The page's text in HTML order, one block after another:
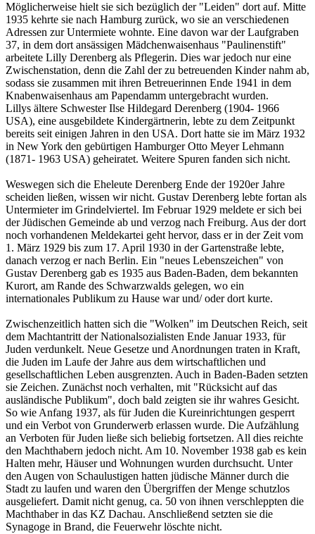
Möglicherweise hielt sie sich bezüglich der "Leiden" dort auf. Mitte
1935 kehrte sie nach Hamburg zurück, wo sie an verschiedenen
Adressen zur Untermiete wohnte. Eine davon war der Laufgraben
37, in dem dort ansässigen Mädchenwaisenhaus "Paulinenstift"
arbeitete Lilly Derenberg als Pflegerin. Dies war jedoch nur eine
Zwischenstation, denn die Zahl der zu betreuenden Kinder nahm ab,
sodass sie zusammen mit ihren Betreuerinnen Ende 1941 in dem
Knabenwaisenhaus am Papendamm untergebracht wurden.
Lillys ältere Schwester Ilse Hildegard Derenberg (1904- 1966
USA), eine ausgebildete Kindergärtnerin, lebte zu dem Zeitpunkt
bereits seit einigen Jahren in den USA. Dort hatte sie im März 1932
in New York den gebürtigen Hamburger Otto Meyer Lehmann
(1871- 1963 USA) geheiratet. Weitere Spuren fanden sich nicht.
Weswegen sich die Eheleute Derenberg Ende der 1920er Jahre
scheiden ließen, wissen wir nicht. Gustav Derenberg lebte fortan als
Untermieter im Grindelviertel. Im Februar 1929 meldete er sich bei
der Jüdischen Gemeinde ab und verzog nach Freiburg. Aus der dort
noch vorhandenen Meldekartei geht hervor, dass er in der Zeit vom
1. März 1929 bis zum 17. April 1930 in der Gartenstraße lebte,
danach verzog er nach Berlin. Ein "neues Lebenszeichen" von
Gustav Derenberg gab es 1935 aus Baden-Baden, dem bekannten
Kurort, am Rande des Schwarzwalds gelegen, wo ein
internationales Publikum zu Hause war und/ oder dort kurte.
Zwischenzeitlich hatten sich die "Wolken" im Deutschen Reich, seit
dem Machtantritt der Nationalsozialisten Ende Januar 1933, für
Juden verdunkelt. Neue Gesetze und Anordnungen traten in Kraft,
die Juden im Laufe der Jahre aus dem wirtschaftlichen und
gesellschaftlichen Leben ausgrenzten. Auch in Baden-Baden setzten
sie Zeichen. Zunächst noch verhalten, mit "Rücksicht auf das
ausländische Publikum", doch bald zeigten sie ihr wahres Gesicht.
So wie Anfang 1937, als für Juden die Kureinrichtungen gesperrt
und ein Verbot von Grunderwerb erlassen wurde. Die Aufzählung
an Verboten für Juden ließe sich beliebig fortsetzen. All dies reichte
den Machthabern jedoch nicht. Am 10. November 1938 gab es kein
Halten mehr, Häuser und Wohnungen wurden durchsucht. Unter
den Augen von Schaulustigen hatten jüdische Männer durch die
Stadt zu laufen und waren den Übergriffen der Menge schutzlos
ausgeliefert. Damit nicht genug, ca. 50 von ihnen verschleppten die
Machthaber in das KZ Dachau. Anschließend setzten sie die
Synagoge in Brand, die Feuerwehr löschte nicht.